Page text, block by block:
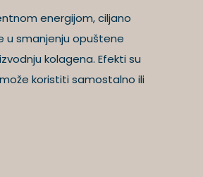
energijom, ciljano
u smanjenju opuštene
kolagena. Efekti su
koristiti samostalno ili